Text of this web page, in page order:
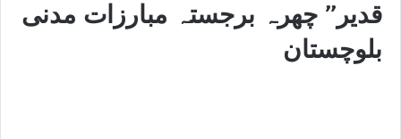
قدیر” چھرہ برجستہ مبارزات مدنی
بلوچستان